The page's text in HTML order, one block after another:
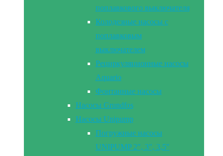
поплавкового выключателя
Колодезные насосы с
поплавковым
выключателем
Рециркуляционные насосы
Aquario
Фонтанные насосы
Насосы Grundfos
Насосы Unipump
Погружные насосы
UNIPUMP 2″, 3″, 3,5″